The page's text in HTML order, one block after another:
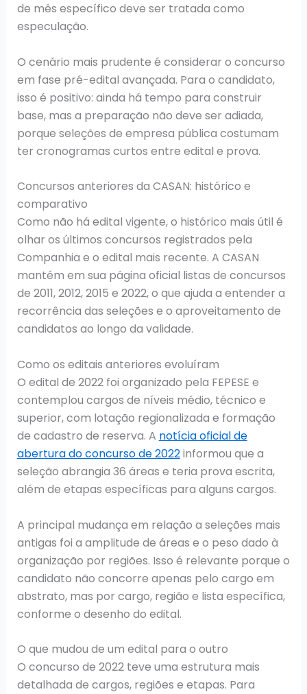
de mês específico deve ser tratada como
especulação.
O cenário mais prudente é considerar o concurso
em fase pré-edital avançada. Para o candidato,
isso é positivo: ainda há tempo para construir
base, mas a preparação não deve ser adiada,
porque seleções de empresa pública costumam
ter cronogramas curtos entre edital e prova.
Concursos anteriores da CASAN: histórico e
comparativo
Como não há edital vigente, o histórico mais útil é
olhar os últimos concursos registrados pela
Companhia e o edital mais recente. A CASAN
mantém em sua página oficial listas de concursos
de 2011, 2012, 2015 e 2022, o que ajuda a entender a
recorrência das seleções e o aproveitamento de
candidatos ao longo da validade.
Como os editais anteriores evoluíram
O edital de 2022 foi organizado pela FEPESE e
contemplou cargos de níveis médio, técnico e
superior, com lotação regionalizada e formação
de cadastro de reserva. A notícia oficial de
abertura do concurso de 2022informou que a
seleção abrangia 36 áreas e teria prova escrita,
além de etapas específicas para alguns cargos.
A principal mudança em relação a seleções mais
antigas foi a amplitude de áreas e o peso dado à
organização por regiões. Isso é relevante porque o
candidato não concorre apenas pelo cargo em
abstrato, mas por cargo, região e lista específica,
conforme o desenho do edital.
O que mudou de um edital para o outro
O concurso de 2022 teve uma estrutura mais
detalhada de cargos, regiões e etapas. Para